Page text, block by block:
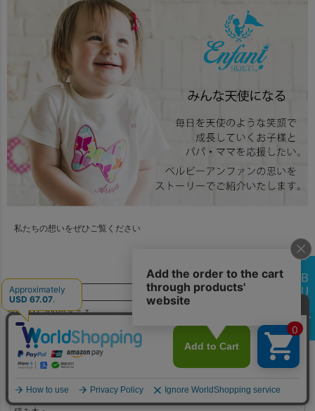
私たちの想いをぜひご覧ください
商品番号 bve058
定価 ¥11,200のところ
当店特別価格 ¥10,640税込
送料込
つみき刻印（希望する場合）